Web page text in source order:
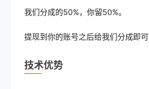
我们分成的50%，你留50%。
提现到你的账号之后给我们分成即可
技术优势